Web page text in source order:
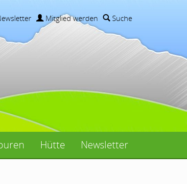
Mitglied werden
Suche
Hütte Newsletter